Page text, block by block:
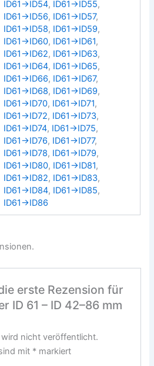
ID61→ID54, ID61→ID55,
ID61→ID56, ID61→ID57,
ID61→ID58, ID61→ID59,
ID61→ID60, ID61→ID61,
ID61→ID62, ID61→ID63,
ID61→ID64, ID61→ID65,
ID61→ID66, ID61→ID67,
ID61→ID68, ID61→ID69,
ID61→ID70, ID61→ID71,
ID61→ID72, ID61→ID73,
ID61→ID74, ID61→ID75,
ID61→ID76, ID61→ID77,
ID61→ID78, ID61→ID79,
ID61→ID80, ID61→ID81,
ID61→ID82, ID61→ID83,
ID61→ID84, ID61→ID85,
ID61→ID86
erste Rezension für
ID 61 – ID 42–86 mm
nicht veröffentlicht.
mit *markiert